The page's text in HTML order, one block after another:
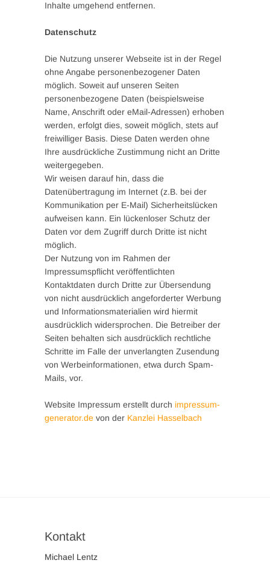
Inhalte umgehend entfernen.
Datenschutz
Die Nutzung unserer Webseite ist in der Regel
ohne Angabe personenbezogener Daten
möglich. Soweit auf unseren Seiten
personenbezogene Daten (beispielsweise
Name, Anschrift oder eMail-Adressen) erhoben
werden, erfolgt dies, soweit möglich, stets auf
freiwilliger Basis. Diese Daten werden ohne
Ihre ausdrückliche Zustimmung nicht an Dritte
weitergegeben.
Wir weisen darauf hin, dass die
Datenübertragung im Internet (z.B. bei der
Kommunikation per E-Mail) Sicherheitslücken
aufweisen kann. Ein lückenloser Schutz der
Daten vor dem Zugriff durch Dritte ist nicht
möglich.
Der Nutzung von im Rahmen der
Impressumspflicht veröffentlichten
Kontaktdaten durch Dritte zur Übersendung
von nicht ausdrücklich angeforderter Werbung
und Informationsmaterialien wird hiermit
ausdrücklich widersprochen. Die Betreiber der
Seiten behalten sich ausdrücklich rechtliche
Schritte im Falle der unverlangten Zusendung
von Werbeinformationen, etwa durch Spam-
Mails, vor.
Website Impressum erstellt durch impressum-
generator.de von der Kanzlei Hasselbach
Kontakt
Michael Lentz